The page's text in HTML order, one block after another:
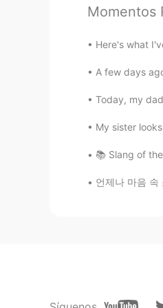
KR EN
ㅋㅋ
Insung
KR EN
한국
신기
에요
bella
Momentos
Here's what
A few days ago,
Today, my
My sister
📚 Slang of
언제나 마음 속 소중한